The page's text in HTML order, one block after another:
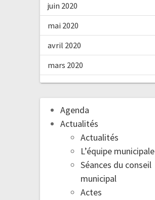
juin 2020
mai 2020
avril 2020
mars 2020
Agenda
Actualités
Actualités
L’équipe municipale
Séances du conseil
municipal
Actes